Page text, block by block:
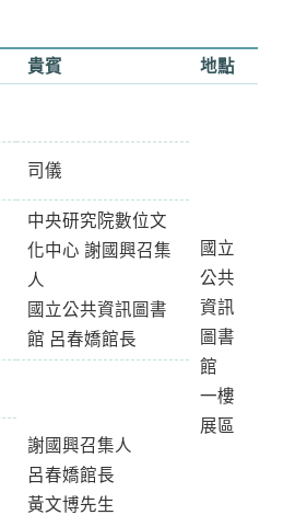
貴賓
地點
國立
公共
資訊
圖書
館
一樓
展區
司儀
中央研究院數位文
化中心 謝國興召集
人
國立公共資訊圖書
館 呂春嬌館長
謝國興召集人
呂春嬌館長
黃文博先生